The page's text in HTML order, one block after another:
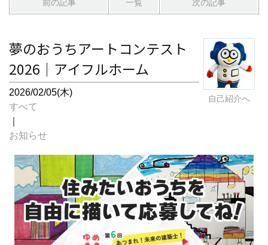
前の記事 一覧 次の記事
自己紹介へ
夢のおうちアートコンテスト
2026｜アイフルホーム
2026/02/05(木)
すべて
お知らせ